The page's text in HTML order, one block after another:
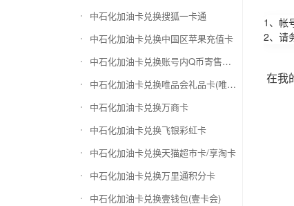
中石化加油卡兑换搜狐一卡通
中石化加油卡兑换中国区苹果充值卡
中石化加油卡兑换账号内Q币寄售（维护中）
中石化加油卡兑换唯品会礼品卡(唯品卡)
中石化加油卡兑换万商卡
中石化加油卡兑换飞银彩虹卡
中石化加油卡兑换天猫超市卡/享淘卡
中石化加油卡兑换万里通积分卡
中石化加油卡兑换壹钱包(壹卡会)
1、帐
2、请
在我